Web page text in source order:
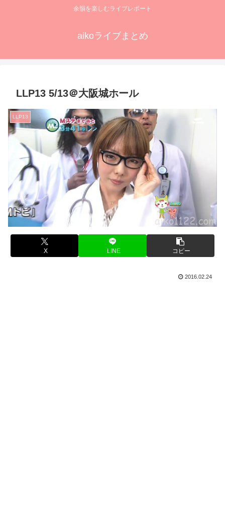
余韻を楽しむライブレポート
aikoライブまとめ
LLP13 5/13＠大阪城ホール
LLP13
X LINE コピー
2016.02.24